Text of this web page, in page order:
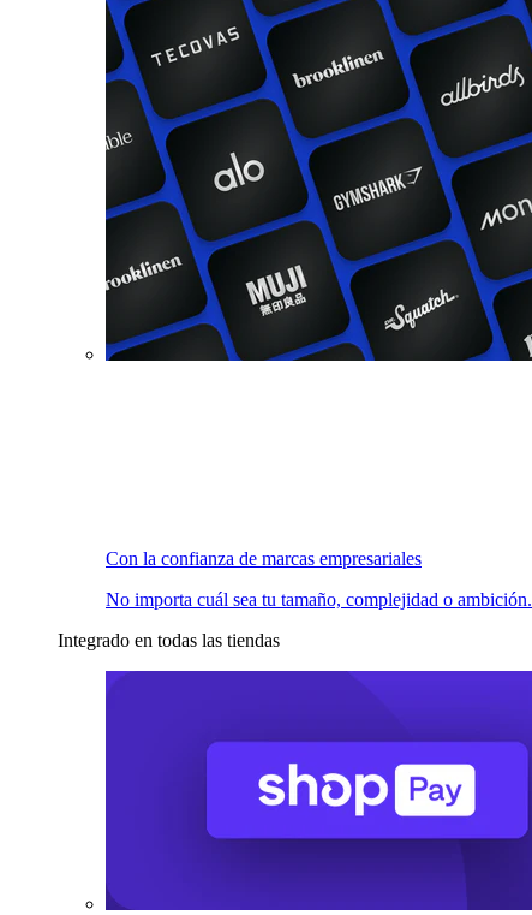
Con la confianza de marcas empresariales
No importa cuál sea tu tamaño, complejidad o ambición.
Integrado en todas las tiendas